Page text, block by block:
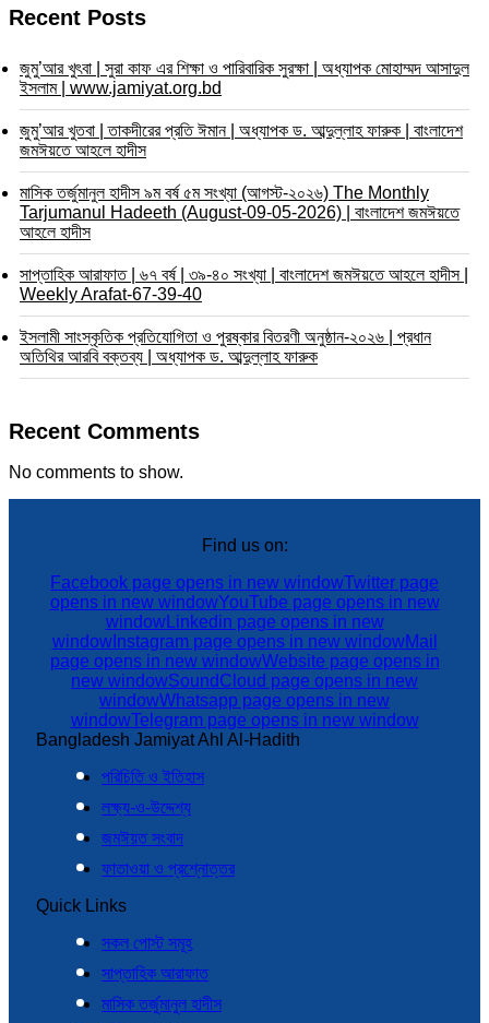
Recent Posts
জুমু’আর খুৎবা | সুরা কাফ এর শিক্ষা ও পারিবারিক সুরক্ষা | অধ্যাপক মোহাম্মদ আসাদুল
ইসলাম | www.jamiyat.org.bd
জুমু’আর খুতবা | তাকদীরের প্রতি ঈমান | অধ্যাপক ড. আব্দুল্লাহ ফারুক | বাংলাদেশ
জমঈয়তে আহলে হাদীস
মাসিক তর্জুমানুল হাদীস ৯ম বর্ষ ৫ম সংখ্যা (আগস্ট-২০২৬) The Monthly
Tarjumanul Hadeeth (August-09-05-2026) | বাংলাদেশ জমঈয়তে
আহলে হাদীস
সাপ্তাহিক আরাফাত | ৬৭ বর্ষ | ৩৯-৪০ সংখ্যা | বাংলাদেশ জমঈয়তে আহলে হাদীস |
Weekly Arafat-67-39-40
ইসলামী সাংস্কৃতিক প্রতিযোগিতা ও পুরষ্কার বিতরণী অনুষ্ঠান-২০২৬ | প্রধান
অতিথির আরবি বক্তব্য | অধ্যাপক ড. আব্দুল্লাহ ফারুক
Recent Comments
No comments to show.
Find us on:
Facebook page opens in new windowTwitter page
opens in new windowYouTube page opens in new
windowLinkedin page opens in new
windowInstagram page opens in new windowMail
page opens in new windowWebsite page opens in
new windowSoundCloud page opens in new
windowWhatsapp page opens in new
windowTelegram page opens in new window
Bangladesh Jamiyat Ahl Al-Hadith
পরিচিতি ও ইতিহাস
লক্ষ্য-ও-উদ্দেশ্য
জমঈয়ত সংবাদ
ফাতাওয়া ও প্রশ্নোত্তর
Quick Links
সকল পোস্ট সমূহ
সাপ্তাহিক আরাফাত
মাসিক তর্জুমানুল হাদীস